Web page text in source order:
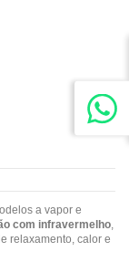
a vapor e
com infravermelho,
relaxamento, calor e